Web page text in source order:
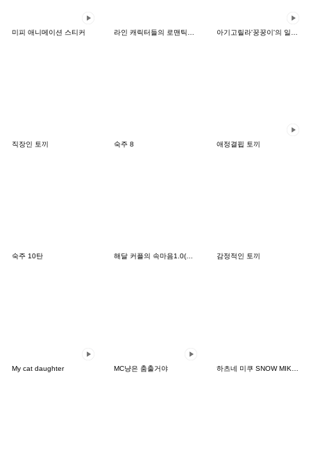
미피 애니메이션 스티커
직장인 토끼 숙주 8 애정결핍 토끼
숙주 10탄 해달 커플의 속마음1.0(한국어-태국어) 감정적인 토끼
My cat daughter MC냥은 춤출거야